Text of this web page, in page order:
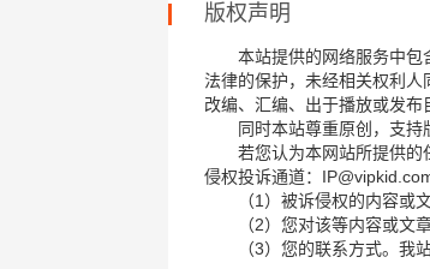
版权声明
本站提供的网络服务中包
法律的保护，未经相关权利人
改编、汇编、出于播放或发布
同时本站尊重原创，支持
若您认为本网站所提供的
侵权投诉通道：
（1）被诉侵权的内容或
（2）您对该等内容或文
（3）您的联系方式。我